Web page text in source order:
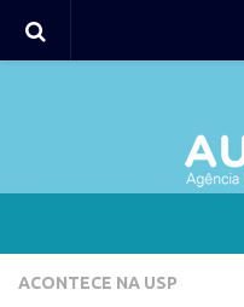
Agência
ACONTECE NA USP